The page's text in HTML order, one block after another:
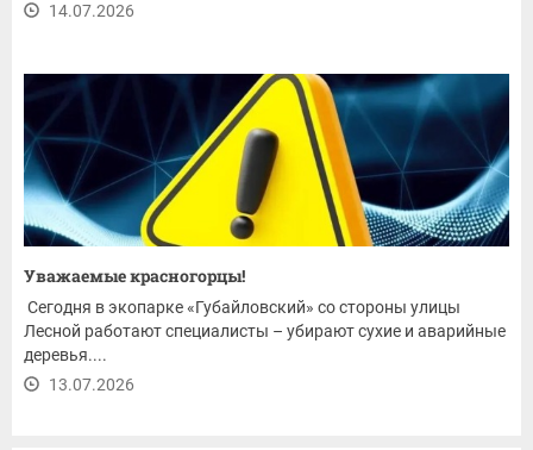
14.07.2026
Уважаемые красногорцы!
Сегодня в экопарке «Губайловский» со стороны улицы
Лесной работают специалисты – убирают сухие и аварийные
деревья....
13.07.2026